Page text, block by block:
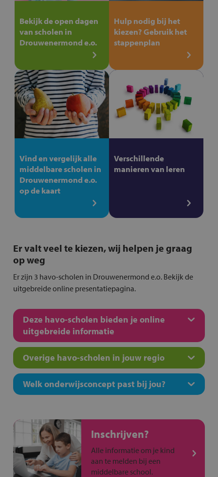
Bekijk de open dagen
van scholen in
Drouwenermond e.o.
Hulp nodig bij het
kiezen? Gebruik het
stappenplan
Vind en vergelijk alle
middelbare scholen in
Drouwenermond e.o.
op de kaart
Verschillende
manieren van leren
Er valt veel te kiezen, wij helpen je graag
op weg
Er zijn 3 havo-scholen in Drouwenermond e.o. Bekijk de
uitgebreide online presentatiepagina.
Deze havo-scholen bieden je online
uitgebreide informatie
Overige havo-scholen in jouw regio
Welk onderwijsconcept past bij jou?
Inschrijven?
Alle informatie om je kind
aan te melden bij een
middelbare school.